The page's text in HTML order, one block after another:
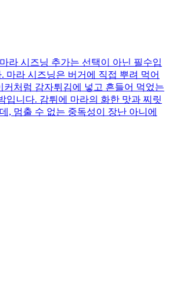
라 시즈닝 추가는 선택이 아닌 필수입
마라 시즈닝은 버거에 직접 뿌려 먹어
커처럼 감자튀김에 넣고 흔들어 먹었는
입니다. 감튀에 마라의 화한 맛과 찌릿
, 멈출 수 없는 중독성이 장난 아니에